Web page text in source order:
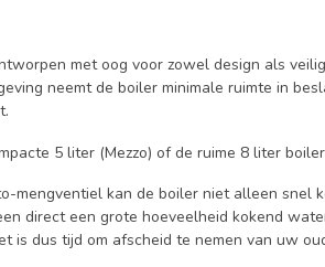
met oog voor zowel design als
neemt de boiler minimale ruimte in
5 liter (Mezzo) of de ruime 8 liter
mengventiel kan de boiler niet alleen snel
direct een grote hoeveelheid kokend
is dus tijd om afscheid te nemen van uw